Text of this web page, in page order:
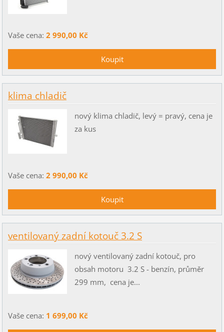
Vaše cena: 2 990,00 Kč
klima chladič
nový klima chladič, levý = pravý, cena je
za kus
Vaše cena: 2 990,00 Kč
ventilovaný zadní kotouč 3.2 S
nový ventilovaný zadní kotouč, pro
obsah motoru 3.2 S - benzín, průměr
299 mm, cena je...
Vaše cena: 1 699,00 Kč